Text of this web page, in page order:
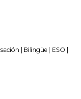
Bilingüe ESO